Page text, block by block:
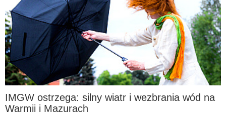
IMGW ostrzega: silny wiatr i wezbrania wód na
Warmii i Mazurach